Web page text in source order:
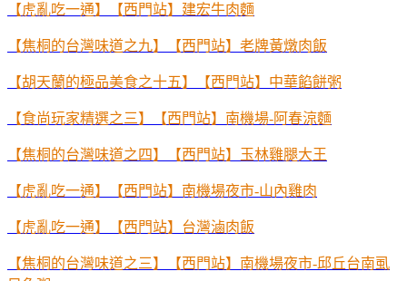
【虎亂吃一通】【西門站】建宏牛肉麵
【焦桐的台灣味道之九】【西門站】老牌黃燉肉飯
【胡天蘭的極品美食之十五】【西門站】中華餡餅粥
【食尚玩家精選之三】【西門站】南機場-阿春涼麵
【焦桐的台灣味道之四】【西門站】玉林雞腿大王
【虎亂吃一通】【西門站】南機場夜市-山內雞肉
【虎亂吃一通】【西門站】台灣滷肉飯
【焦桐的台灣味道之三】【西門站】南機場夜市-邱丘台南虱